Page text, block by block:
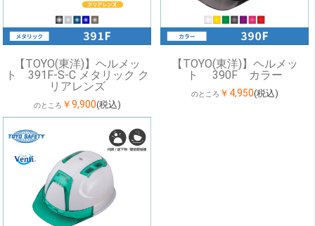
【TOYO(東洋)】ヘルメッ
ト 391F-S-C メタリック ク
リアレンズ
のところ ￥9,900(税込)
【TOYO(東洋)】ヘルメッ
ト 390F カラー
のところ ￥4,950(税込)